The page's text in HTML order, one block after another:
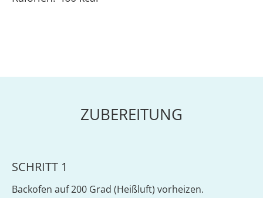
ZUBEREITUNG
SCHRITT 1
Backofen auf 200 Grad (Heißluft) vorheizen.